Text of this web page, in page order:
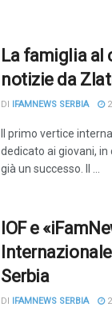
La famiglia al
notizie da
DI IFAMNEWS SERBIA
Il primo vertice
dedicato ai giovani, in
già un successo. Il ...
IOF e
Serbia
DI IFAMNEWS SERBIA